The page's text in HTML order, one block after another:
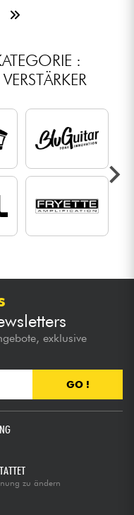
:
exklusive
GO !
zu ändern